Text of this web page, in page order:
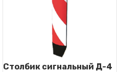
Столбик сигнальный Д-4